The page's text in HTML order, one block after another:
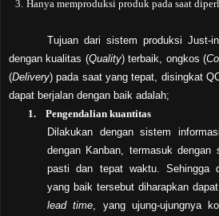
3. Hanya memproduksi produk pada saat
Tujuan dari sistem produksi Just-
dengan kualitas (Quality) terbaik, ongkos (
(Delivery) pada saat yang tepat, disingkat
dapat berjalan dengan baik adalah;
1.
Pengendalian kuantitas
Dilakukan dengan sistem
dengan Kanban, termasuk dengan
pasti dan tepat waktu. Sehingga
yang baik tersebut diharapkan
lead time , yang ujung-ujungnya